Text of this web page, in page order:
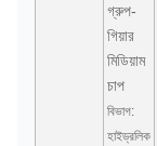
গ্রুপ-
গিয়ার
মিডিয়াম
চাপ
বিভাগ:
হাইড্রলিক